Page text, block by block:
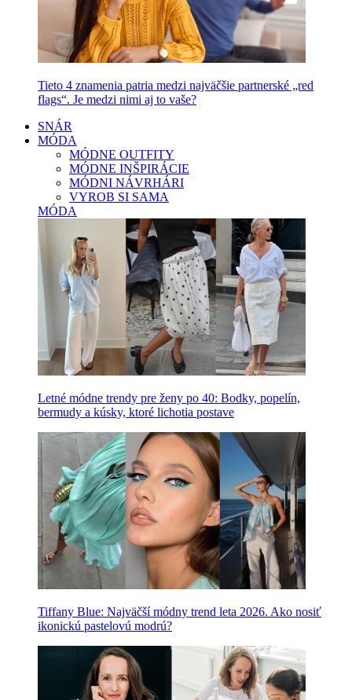
Tieto 4 znamenia patria medzi najväčšie partnerské „red
flags“. Je medzi nimi aj to vaše?
SNÁR
MÓDA
MÓDNE OUTFITY
MÓDNE INŠPIRÁCIE
MÓDNI NÁVRHÁRI
VYROB SI SAMA
MÓDA
Letné módne trendy pre ženy po 40: Bodky, popelín,
bermudy a kúsky, ktoré lichotia postave
Tiffany Blue: Najväčší módny trend leta 2026. Ako nosiť
ikonickú pastelovú modrú?